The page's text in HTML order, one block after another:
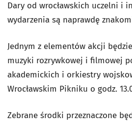
Dary od wrocławskich uczelni i
wydarzenia są naprawdę
Jednym z elementów akcji
muzyki rozrywkowej i filmowej
akademickich i orkiestry
Wrocławskim Pikniku o godz.
Zebrane środki przeznaczone